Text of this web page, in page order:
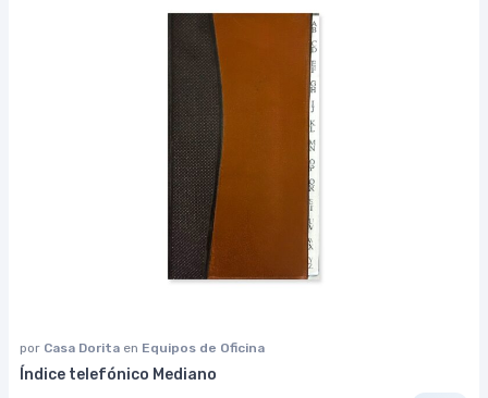
por Casa Dorita en Equipos de Oficina
Índice telefónico Mediano